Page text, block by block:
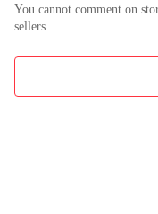
You cannot comment on
sellers